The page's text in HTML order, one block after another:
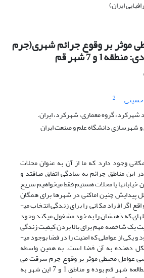
موثر بر وقوع جرائم شهری(جرم
و 7 شهر قم
2
شهرکرد، گروه معماری، شهرکرد،‌ ایران.
شهرسازی دانشگاه علم و صنعت ایران
وجود دارد که ما از آن به عنوان محلات
این مناطق جرائم به سادگی اتفاق می­افتد و
خیابان­ها یا محلات هستیم فقط می­خواهیم سریع
پیدایش چنین اماکنی در شهرها برای همگان
جای سئوال دارد. در واقع اگر افراد مکانی را برای زندگی انتخاب می­
که ذهنشان را به خود مشغول می­کند وجود
یک شاخصه مهم برای بالا بردن کیفیت زندگی
اجتماعی محسوب می­شود و یکی از عواملی که امنیت را در فضا بوجود می­
دهنده به آن فضا است. به همین واسطه
عوامل محیطی موثر بر وقوع جرم سرقت می
باشد. محدوده مورد مطالعه شهر قم بوده و مناطق 1 و 7 این شهر به